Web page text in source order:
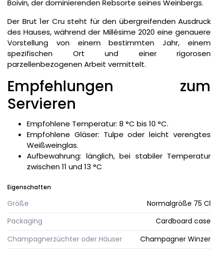
Boivin, der dominierenden Rebsorte seines Weinbergs.
Der Brut 1er Cru steht für den übergreifenden Ausdruck
des Hauses, während der Millésime 2020 eine genauere
Vorstellung von einem bestimmten Jahr, einem
spezifischen Ort und einer rigorosen
parzellenbezogenen Arbeit vermittelt.
Empfehlungen zum
Servieren
Empfohlene Temperatur: 8 °C bis 10 °C.
Empfohlene Gläser: Tulpe oder leicht verengtes
Weißweinglas.
Aufbewahrung: länglich, bei stabiler Temperatur
zwischen 11 und 13 °C
Eigenschaften
Größe
Normalgröße 75 Cl
Packaging
Cardboard case
Champagnerzüchter oder Häuser
Champagner Winzer